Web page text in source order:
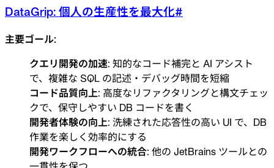
DataGrip: 個人の生産性を最大化#
主要ゴール:
クエリ開発の加速: 知的なコード補完と AI アシスト
で、複雑な SQL の記述・デバッグ時間を短縮
コード品質向上: 高度なリファクタリングと構文チェッ
クで、保守しやすい DB コードを書く
開発者体験の向上: 洗練された応答性の高い UI で、DB
作業を楽しく効率的にする
開発ワークフローへの統合: 他の JetBrains ツールとの